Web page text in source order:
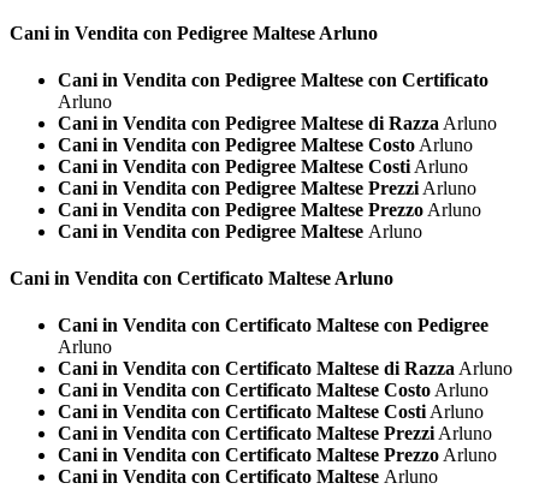
Cani in Vendita con Pedigree Maltese Arluno
Cani in Vendita con Pedigree Maltese con Certificato
Arluno
Cani in Vendita con Pedigree Maltese di Razza Arluno
Cani in Vendita con Pedigree Maltese Costo Arluno
Cani in Vendita con Pedigree Maltese Costi Arluno
Cani in Vendita con Pedigree Maltese Prezzi Arluno
Cani in Vendita con Pedigree Maltese Prezzo Arluno
Cani in Vendita con Pedigree Maltese Arluno
Cani in Vendita con Certificato Maltese Arluno
Cani in Vendita con Certificato Maltese con Pedigree
Arluno
Cani in Vendita con Certificato Maltese di RazzaArluno
Cani in Vendita con Certificato Maltese CostoArluno
Cani in Vendita con Certificato Maltese CostiArluno
Cani in Vendita con Certificato Maltese PrezziArluno
Cani in Vendita con Certificato Maltese PrezzoArluno
Cani in Vendita con Certificato Maltese Arluno